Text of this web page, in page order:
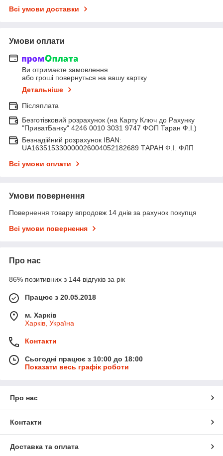
Всі умови доставки
Умови оплати
Ви отримаєте замовлення
або гроші повернуться на вашу картку
Детальніше
Післяплата
Безготівковий розрахунок (на Карту Ключ до Рахунку
"ПриватБанку" 4246 0010 3031 9747 ФОП Таран Ф.І.)
Безнадійний розрахунок IBAN:
UA163515330000026004052182689 ТАРАН Ф.І. ФЛП
Всі умови оплати
Умови повернення
Повернення товару впродовж 14 днів за рахунок покупця
Всі умови повернення
Про нас
86% позитивних з 144 відгуків за рік
Працює з 20.05.2018
м. Харків
Харків, Україна
Контакти
Сьогодні працює з 10:00 до 18:00
Показати весь графік роботи
Про нас
Контакти
Доставка та оплата